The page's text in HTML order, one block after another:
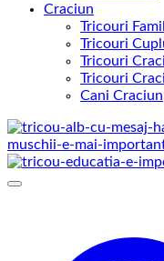
Craciun
Tricouri
Tricouri
Tricouri
Tricouri
Cani Craciun